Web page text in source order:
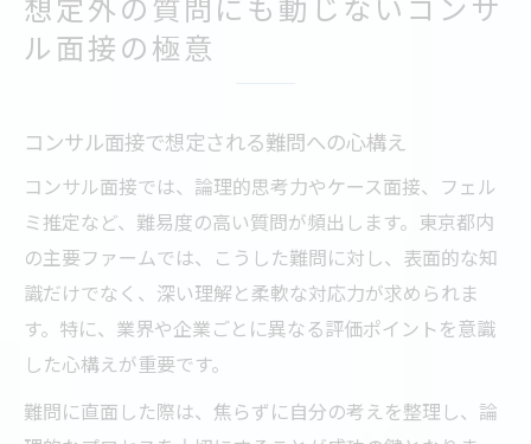
ル面接の極意
コンサル面接で想定される難問への心構え
コンサル面接では、論理的思考力やケース面接、フェル
ミ推定など、難易度の高い質問が頻出します。東京都内
の主要ファームでは、こうした難問に対し、表面的な知
識だけでなく、深い理解と柔軟な対応力が求められま
す。特に、業界や企業ごとに異なる評価ポイントを意識
した心構えが重要です。
難問に直面した際は、焦らずに自分の考えを整理し、論